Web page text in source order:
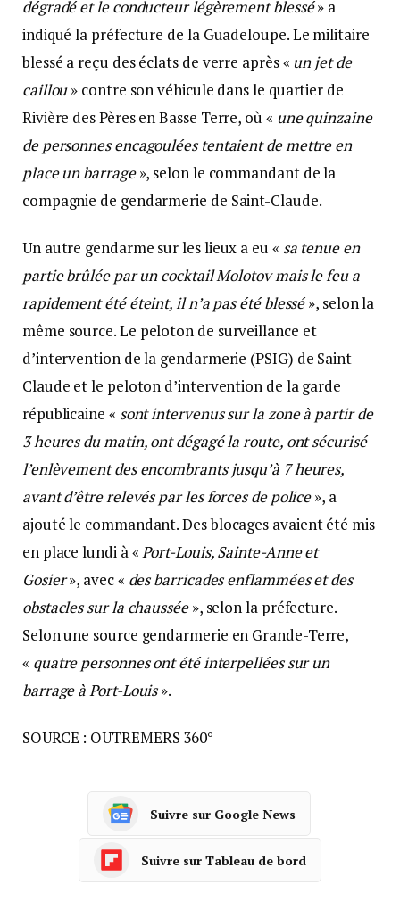
dégradé et le conducteur légèrement blessé» a
indiqué la préfecture de la Guadeloupe. Le militaire
blessé a reçu des éclats de verre après « un jet de
caillou» contre son véhicule dans le quartier de
Rivière des Pères en Basse Terre, où « une quinzaine
de personnes encagoulées tentaient de mettre en
place un barrage», selon le commandant de la
compagnie de gendarmerie de Saint-Claude.
Un autre gendarme sur les lieux a eu « sa tenue en
partie brûlée par un cocktail Molotov mais le feu a
rapidement été éteint, il n’a pas été blessé», selon la
même source. Le peloton de surveillance et
d’intervention de la gendarmerie (PSIG) de Saint-
Claude et le peloton d’intervention de la garde
républicaine « sont intervenus sur la zone à partir de
3 heures du matin, ont dégagé la route, ont sécurisé
l’enlèvement des encombrants jusqu’à 7 heures,
avant d’être relevés par les forces de police», a
ajouté le commandant. Des blocages avaient été mis
en place lundi à «Port-Louis, Sainte-Anne et
Gosier», avec « des barricades enflammées et des
obstacles sur la chaussée», selon la préfecture.
Selon une source gendarmerie en Grande-Terre,
« quatre personnes ont été interpellées sur un
barrage à Port-Louis».
SOURCE : OUTREMERS 360°
Suivre sur Google News
Suivre sur Tableau de bord